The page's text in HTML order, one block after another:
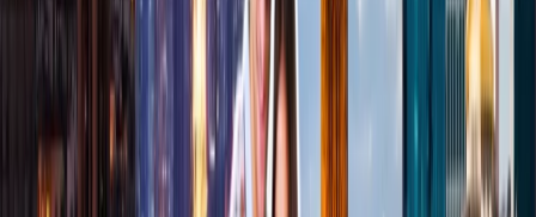
17 Jul, 2026 Adiós a las esperas: la magia de los chatbots en la
industria de viajes
23 Jun, 2026
10 Errores Que Encarecen Los Viajes A La
Copa Mundial De La FIFA
24 Jun, 2026
Wimbledon 2026: la guía completa para
planificar tu viaje al Grand Slam
22 Jun, 2026
La Copa Mundial de la FIFA: 10 Trucos Para
Cuidar tu Bolsillo
25 Jul, 2026
De Italia a Japón: 10 destinos icónicos que son
merecen la pena explorar